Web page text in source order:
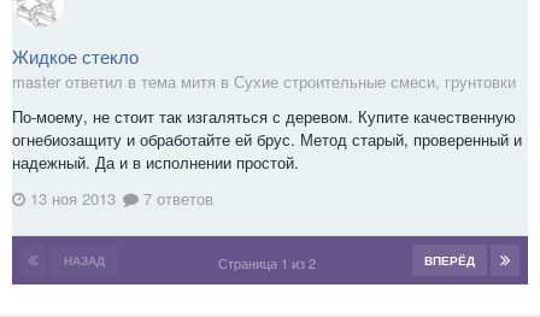
Жидкое стекло
master ответил в тема митя в Сухие строительные смеси, грунтовки
По-моему, не стоит так изгаляться с деревом. Купите качественную
огнебиозащиту и обработайте ей брус. Метод старый, проверенный и
надежный. Да и в исполнении простой.
13 ноя 2013
7 ответов
НАЗАД ВПЕРЁД
Страница 1 из 2